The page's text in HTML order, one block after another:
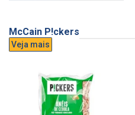
McCain P!ckers
Veja mais